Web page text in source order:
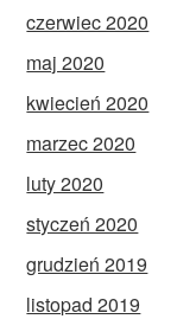
czerwiec 2020
maj 2020
kwiecień 2020
marzec 2020
luty 2020
styczeń 2020
grudzień 2019
listopad 2019